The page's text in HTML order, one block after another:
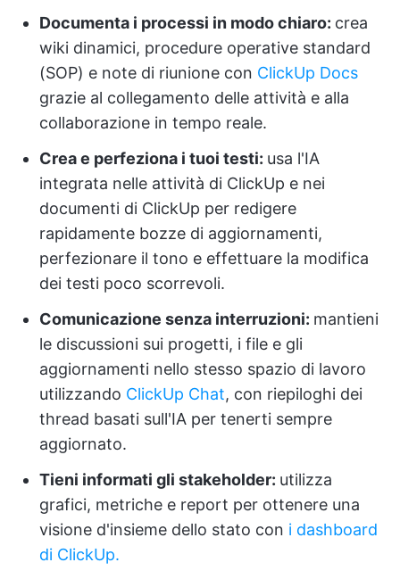
Documenta i processi in modo chiaro: crea
wiki dinamici, procedure operative standard
(SOP) e note di riunione con ClickUp Docs
grazie al collegamento delle attività e alla
collaborazione in tempo reale.
Crea e perfeziona i tuoi testi: usa l'IA
integrata nelle attività di ClickUp e nei
documenti di ClickUp per redigere
rapidamente bozze di aggiornamenti,
perfezionare il tono e effettuare la modifica
dei testi poco scorrevoli.
Comunicazione senza interruzioni: mantieni
le discussioni sui progetti, i file e gli
aggiornamenti nello stesso spazio di lavoro
utilizzando ClickUp Chat, con riepiloghi dei
thread basati sull'IA per tenerti sempre
aggiornato.
Tieni informati gli stakeholder: utilizza
grafici, metriche e report per ottenere una
visione d'insieme dello stato con i dashboard
di ClickUp.